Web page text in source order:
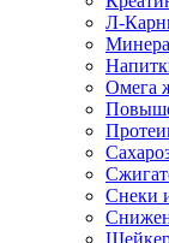
Л-
Омега
Снеки